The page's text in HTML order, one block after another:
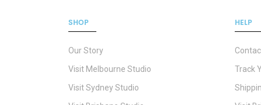
SHOP
Our Story
Visit Melbourne Studio
Visit Sydney Studio
HELP
Track